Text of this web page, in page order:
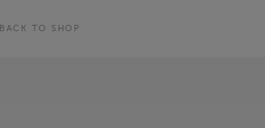
BACK TO SHOP